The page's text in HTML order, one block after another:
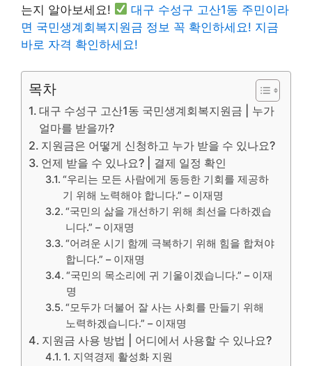
는지 알아보세요!
대구 수성구 고산1동 주민이라
면 국민생계회복지원금 정보 꼭 확인하세요! 지금
바로 자격 확인하세요!
목차
대구 수성구 고산1동 국민생계회복지원금 | 누가
얼마를 받을까?
지원금은 어떻게 신청하고 누가 받을 수 있나요?
언제 받을 수 있나요? | 결제 일정 확인
“우리는 모든 사람에게 동등한 기회를 제공하
기 위해 노력해야 합니다.” – 이재명
“국민의 삶을 개선하기 위해 최선을 다하겠습
니다.” – 이재명
“어려운 시기 함께 극복하기 위해 힘을 합쳐야
합니다.” – 이재명
“국민의 목소리에 귀 기울이겠습니다.” – 이재
명
“모두가 더불어 잘 사는 사회를 만들기 위해
노력하겠습니다.” – 이재명
지원금 사용 방법 | 어디에서 사용할 수 있나요?
1. 지역경제 활성화 지원